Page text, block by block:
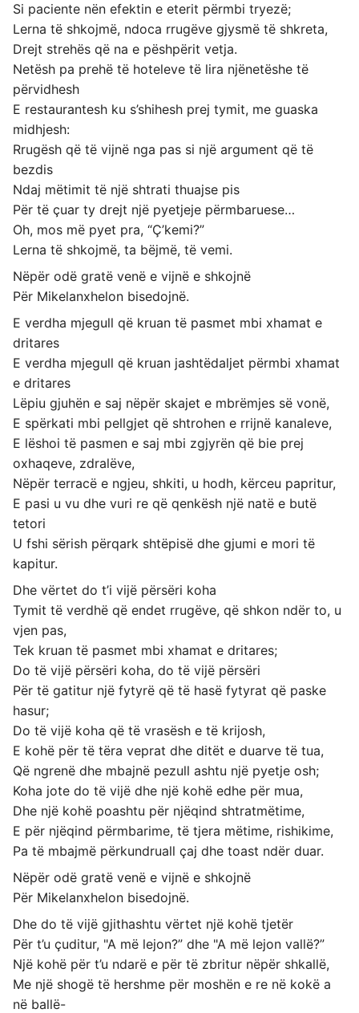
Si paciente nën efektin e eterit përmbi tryezë;
Lerna të shkojmë, ndoca rrugëve gjysmë të shkreta,
Drejt strehës që na e pëshpërit vetja.
Netësh pa prehë të hoteleve të lira njënetëshe të
përvidhesh
E restaurantesh ku s’shihesh prej tymit, me guaska
midhjesh:
Rrugësh që të vijnë nga pas si një argument që të
bezdis
Ndaj mëtimit të një shtrati thuajse pis
Për të çuar ty drejt një pyetjeje përmbaruese…
Oh, mos më pyet pra, “Ç’kemi?”
Lerna të shkojmë, ta bëjmë, të vemi.
Nëpër odë gratë venë e vijnë e shkojnë
Për Mikelanxhelon bisedojnë.
E verdha mjegull që kruan të pasmet mbi xhamat e
dritares
E verdha mjegull që kruan jashtëdaljet përmbi xhamat
e dritares
Lëpiu gjuhën e saj nëpër skajet e mbrëmjes së vonë,
E spërkati mbi pellgjet që shtrohen e rrijnë kanaleve,
E lëshoi të pasmen e saj mbi zgjyrën që bie prej
oxhaqeve, zdralëve,
Nëpër terracë e ngjeu, shkiti, u hodh, kërceu papritur,
E pasi u vu dhe vuri re që qenkësh një natë e butë
tetori
U fshi sërish përqark shtëpisë dhe gjumi e mori të
kapitur.
Dhe vërtet do t’i vijë përsëri koha
Tymit të verdhë që endet rrugëve, që shkon ndër to, u
vjen pas,
Tek kruan të pasmet mbi xhamat e dritares;
Do të vijë përsëri koha, do të vijë përsëri
Për të gatitur një fytyrë që të hasë fytyrat që paske
hasur;
Do të vijë koha që të vrasësh e të krijosh,
E kohë për të tëra veprat dhe ditët e duarve të tua,
Që ngrenë dhe mbajnë pezull ashtu një pyetje osh;
Koha jote do të vijë dhe një kohë edhe për mua,
Dhe një kohë poashtu për njëqind shtratmëtime,
E për njëqind përmbarime, të tjera mëtime, rishikime,
Pa të mbajmë përkundruall çaj dhe toast ndër duar.
Nëpër odë gratë venë e vijnë e shkojnë
Për Mikelanxhelon bisedojnë.
Dhe do të vijë gjithashtu vërtet një kohë tjetër
Për t’u çuditur, "A më lejon?” dhe "A më lejon vallë?”
Një kohë për t’u ndarë e për të zbritur nëpër shkallë,
Me një shogë të hershme për moshën e re në kokë a
në ballë-